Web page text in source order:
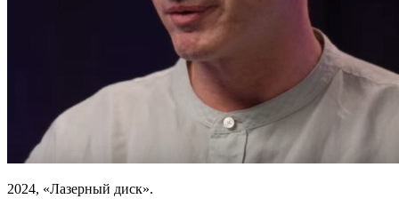
2024, «Лазерный диск».